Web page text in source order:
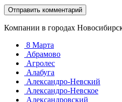
Компании в городах
8 Марта
Абрамово
Агролес
Алабуга
Александро-Невский
Александро-Невское
Александровский